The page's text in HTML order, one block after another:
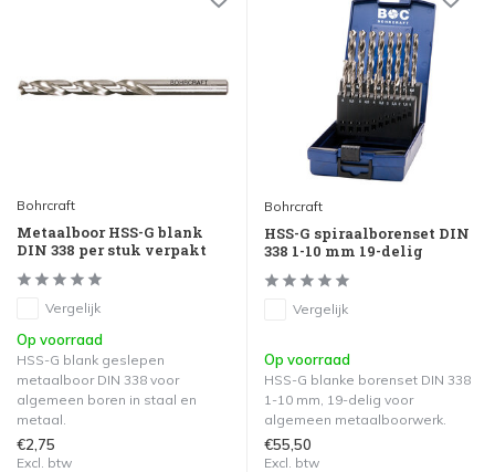
Bohrcraft
Metaalboor HSS-G blank
DIN 338 per stuk verpakt
Vergelijk
Op voorraad
HSS-G blank geslepen
metaalboor DIN 338 voor
algemeen boren in staal en
metaal.
€2,75
Excl. btw
Bohrcraft
HSS-G spiraalborenset DIN
338 1-10 mm 19-delig
Vergelijk
Op voorraad
HSS-G blanke borenset DIN 338
1-10 mm, 19-delig voor
algemeen metaalboorwerk.
€55,50
Excl. btw